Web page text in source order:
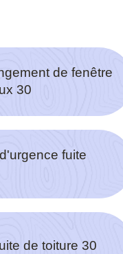
de fenêtre
30
fuite
de toiture 30